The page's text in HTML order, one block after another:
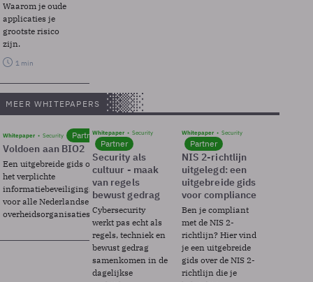
Waarom je oude
applicaties je
grootste risico
zijn.
1 min
MEER WHITEPAPERS
Whitepaper Security Partner
Voldoen aan BIO2
Een uitgebreide gids over BIO2,
het verplichte
informatiebeveiligingsframework
voor alle Nederlandse
overheidsorganisaties.
Whitepaper Security
Partner
Security als
cultuur - maak
van regels
bewust gedrag
Cybersecurity
werkt pas echt als
regels, techniek en
bewust gedrag
samenkomen in de
dagelijkse
Whitepaper Security
Partner
NIS 2-richtlijn
uitgelegd: een
uitgebreide gids
voor compliance
Ben je compliant
met de NIS 2-
richtlijn? Hier vind
je een uitgebreide
gids over de NIS 2-
richtlijn die je